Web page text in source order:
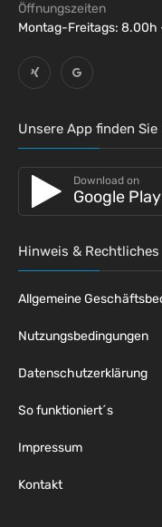
Öffnungszeiten
Montag-Freitags: 8.00h
Unsere App finden Sie
Download on
Google Play
Hinweis & Rechtliches
Allgemeine
Nutzungsbedingungen
Datenschutzerklärung
So funktioniert´s
Impressum
Kontakt